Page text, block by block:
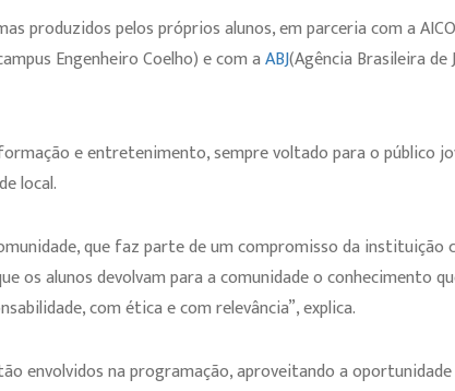
produzidos pelos próprios alunos, em parceria com a
Engenheiro Coelho) e com aABJ(Agência Brasileira de
e entretenimento, sempre voltado para o público
local.
que faz parte de um compromisso da instituição
os alunos devolvam para a comunidade o conhecimento
com ética e com relevância”, explica.
envolvidos na programação, aproveitando a